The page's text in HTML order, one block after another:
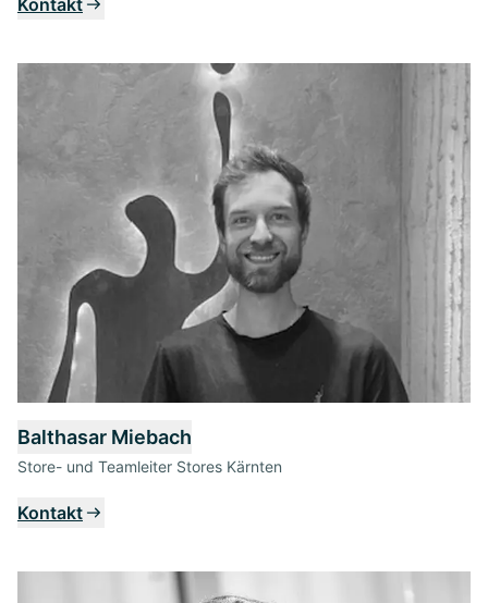
Balthasar Miebach
Store- und Teamleiter Stores Kärnten
Kontakt